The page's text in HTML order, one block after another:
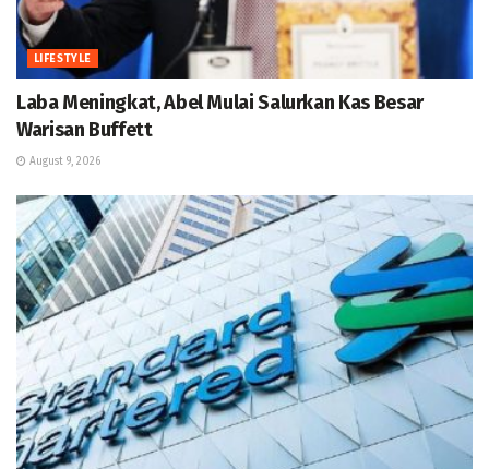
LIFESTYLE
Laba Meningkat, Abel Mulai Salurkan Kas Besar
Warisan Buffett
August 9, 2026